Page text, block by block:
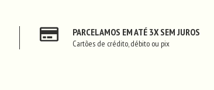
PARCELAMOS EM ATÉ 3X SEM JUROS
Cartões de crédito, débito ou pix